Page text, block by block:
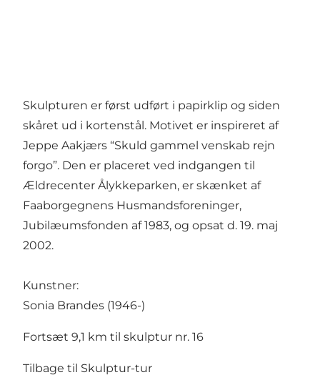
Skulpturen er først udført i papirklip og siden
skåret ud i kortenstål. Motivet er inspireret af
Jeppe Aakjærs “Skuld gammel venskab rejn
forgo”. Den er placeret ved indgangen til
Ældrecenter Ålykkeparken, er skænket af
Faaborgegnens Husmandsforeninger,
Jubilæumsfonden af 1983, og opsat d. 19. maj
2002.
Kunstner:
Sonia Brandes (1946-)
Fortsæt 9,1 km til skulptur nr. 16
Tilbage til Skulptur-tur